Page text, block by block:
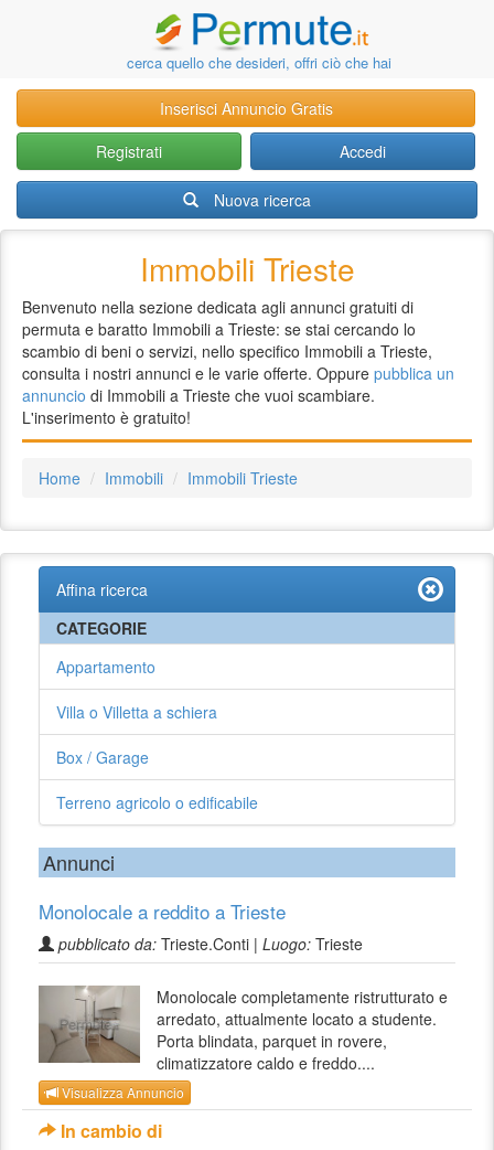
cerca quello che desideri, offri ciò che hai
Inserisci Annuncio Gratis
Registrati
Accedi
Nuova ricerca
Immobili Trieste
Benvenuto nella sezione dedicata agli annunci gratuiti di
permuta e baratto Immobili a Trieste: se stai cercando lo
scambio di beni o servizi, nello specifico Immobili a Trieste,
consulta i nostri annunci e le varie offerte. Oppure pubblica un
annuncio di Immobili a Trieste che vuoi scambiare.
L'inserimento è gratuito!
Home Immobili Immobili Trieste
Affina ricerca
CATEGORIE
Appartamento
Villa o Villetta a schiera
Box / Garage
Terreno agricolo o edificabile
Annunci
Monolocale a reddito a Trieste
pubblicato da: Trieste.Conti | Luogo: Trieste
Monolocale completamente ristrutturato e
arredato, attualmente locato a studente.
Porta blindata, parquet in rovere,
climatizzatore caldo e freddo....
Visualizza Annuncio
In cambio di